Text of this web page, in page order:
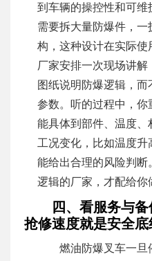
到车辆的操控性和可
需要拆大量防爆件，
构，这种设计在实际使
厂家安排一次现场讲
图纸说明防爆逻辑，
参数。听的过程中，
能具体到部件、温度、
工况变化，比如温度
能给出合理的风险判
逻辑的厂家，才配给你
四、看服务与
抢修速度就是安全底
燃油防爆叉车一旦